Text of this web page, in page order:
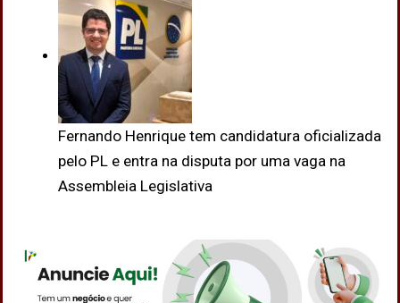
Fernando Henrique tem candidatura oficializada
pelo PL e entra na disputa por uma vaga na
Assembleia Legislativa